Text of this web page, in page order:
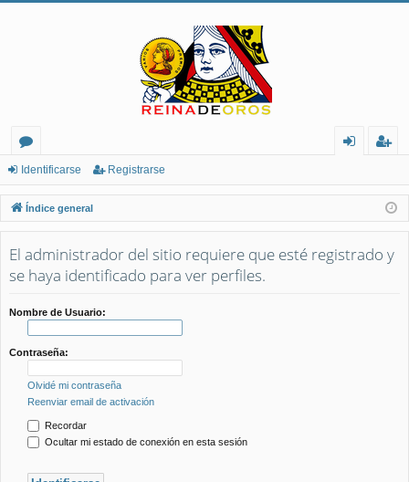
or
os
nt
ifi
ca
ist
ra
rs
Identificarse Registrarse
Índice general
El administrador del sitio requiere que esté registrado y
se haya identificado para ver perfiles.
Nombre de Usuario:
Contraseña:
Olvidé mi contraseña
Reenviar email de activación
Recordar
Ocultar mi estado de conexión en esta sesión